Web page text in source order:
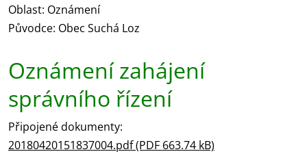
Oblast: Oznámení
Původce: Obec Suchá Loz
Oznámení zahájení
správního řízení
Připojené dokumenty:
20180420151837004.pdf (PDF 663.74 kB)